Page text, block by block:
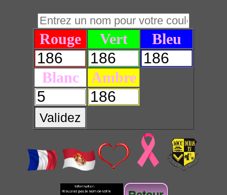
Rouge Vert Bleu
Blanc Ambre
Validez